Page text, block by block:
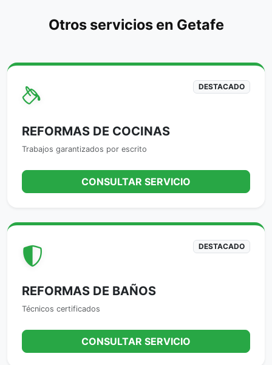
Otros servicios en Getafe
DESTACADO
REFORMAS DE COCINAS
Trabajos garantizados por escrito
CONSULTAR SERVICIO
DESTACADO
REFORMAS DE BAÑOS
Técnicos certificados
CONSULTAR SERVICIO